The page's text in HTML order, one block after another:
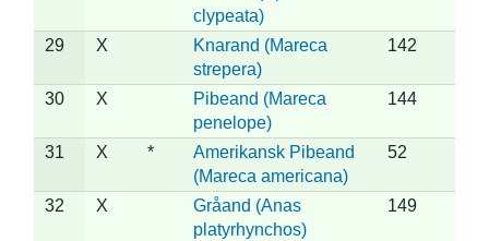
clypeata)
29 X
Knarand (Mareca
strepera)
142
30 X
Pibeand (Mareca
penelope)
144
31 X *
Amerikansk Pibeand
(Mareca americana)
52
32 X
Gråand (Anas
platyrhynchos)
149